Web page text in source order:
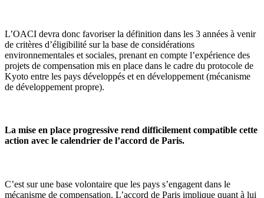
L’OACI devra donc favoriser la définition dans les 3 années à venir
de critères d’éligibilité sur la base de considérations
environnementales et sociales, prenant en compte l’expérience des
projets de compensation mis en place dans le cadre du protocole de
Kyoto entre les pays développés et en développement (mécanisme
de développement propre).
La mise en place progressive rend difficilement compatible cette
action avec le calendrier de l’accord de Paris.
C’est sur une base volontaire que les pays s’engagent dans le
mécanisme de compensation. L’accord de Paris implique quant à lui